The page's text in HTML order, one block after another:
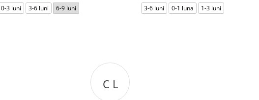
0-3 luni 3-6 luni 6-9 luni 3-6 luni 0-1 luna 1-3 luni